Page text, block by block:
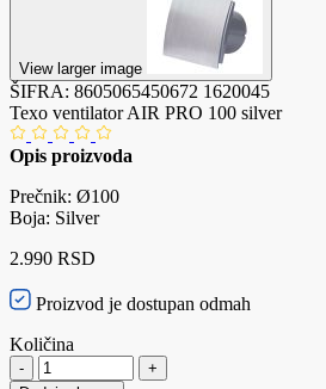
View larger image
ŠIFRA: 8605065450672 1620045
Texo ventilator AIR PRO 100 silver
Opis proizvoda
Prečnik: Ø100
Boja: Silver
2.990 RSD
Proizvod je dostupan odmah
Količina
-
+